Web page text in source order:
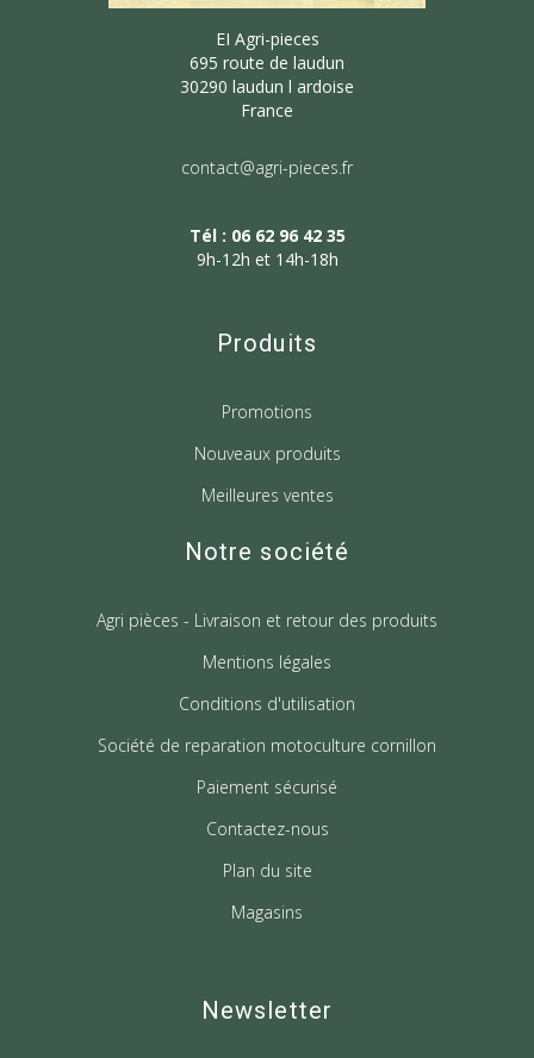
EI Agri-pieces
695 route de laudun
30290 laudun l ardoise
France
contact@agri-pieces.fr
Tél : 06 62 96 42 35
9h-12h et 14h-18h
Produits
Promotions
Nouveaux produits
Meilleures ventes
Notre société
Agri pièces - Livraison et retour des produits
Mentions légales
Conditions d'utilisation
Société de reparation motoculture cornillon
Paiement sécurisé
Contactez-nous
Plan du site
Magasins
Newsletter